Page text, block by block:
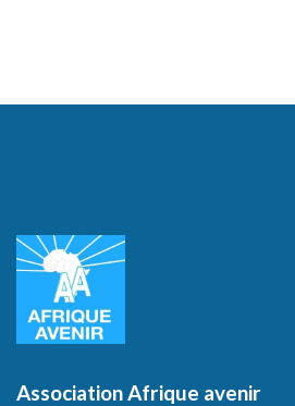
Association Afrique avenir